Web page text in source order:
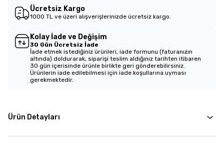
Ücretsiz Kargo
1000 TL ve üzeri alışverişlerinizde ücretsiz kargo.
Kolay İade ve Değişim
30 Gün Ücretsiz İade
İade etmek istediğiniz ürünleri, iade formunu (faturanızın
altında) doldurarak, siparişi teslim aldığınız tarihten itibaren
30 gün içerisinde ürünle birlikte geri gönderebilirsiniz.
Ürünlerin iade edilebilmesi için iade koşullarına uyması
gerekmektedir.
Ürün Detayları